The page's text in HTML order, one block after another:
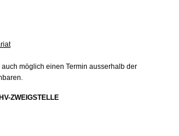
möglich einen Termin ausserhalb der
ZWEIGSTELLE